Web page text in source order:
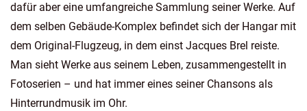
dafür aber eine umfangreiche Sammlung seiner Werke. Auf
dem selben Gebäude-Komplex befindet sich der Hangar mit
dem Original-Flugzeug, in dem einst Jacques Brel reiste.
Man sieht Werke aus seinem Leben, zusammengestellt in
Fotoserien – und hat immer eines seiner Chansons als
Hinterrundmusik im Ohr.